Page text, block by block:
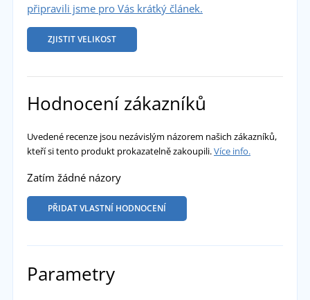
připravili jsme pro Vás krátký článek.
ZJISTIT VELIKOST
Hodnocení zákazníků
Uvedené recenze jsou nezávislým názorem našich zákazníků,
kteří si tento produkt prokazatelně zakoupili.Více info.
Zatím žádné názory
PŘIDAT VLASTNÍ HODNOCENÍ
Parametry